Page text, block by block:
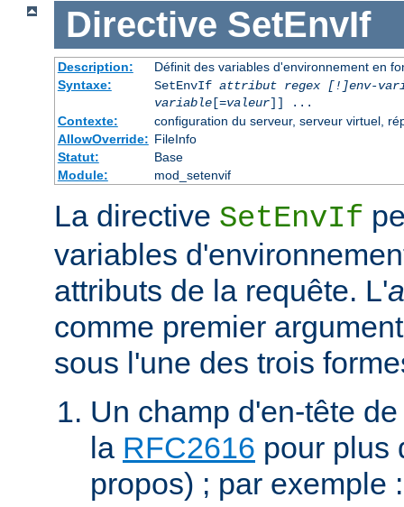
Directive SetEnvIf
Description:
Définit des variables d'environnement en
Syntaxe:
SetEnvIf attribut regex [!]env-
variable[=valeur]] ...
Contexte:
configuration du serveur, serveur virtuel,
AllowOverride: FileInfo
Statut:
Base
Module:
mod_setenvif
La directive SetEnvIf
variables
attributs de la requête. L'
comme premier
sous l'une des trois
Un champ d'en-tête
la RFC2616 pour plus
propos) ; par exemple